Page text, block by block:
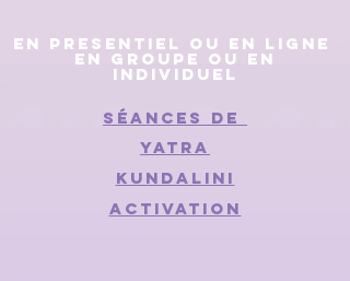
EN PRESENTIEL OU EN LIGNE
EN GROUPE OU EN
INDIVIDUEL
Séances de
YATRA
KUNDALINI
ACTIVATION